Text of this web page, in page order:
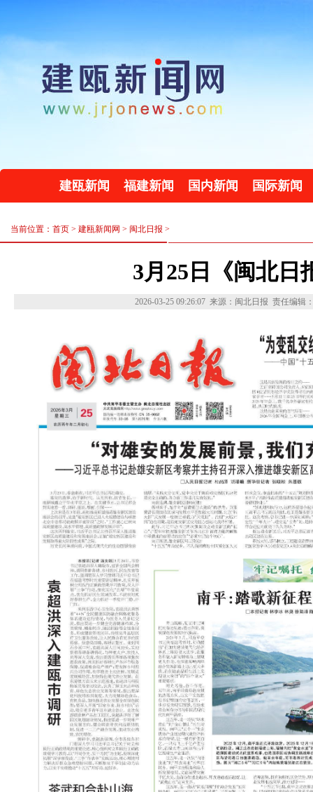
建瓯新闻 福建新闻 国内新闻 国际新闻
当前位置：首页 > 建瓯新闻网 > 闽北日报 >
3月25日《闽北日
2026-03-25 09:26:07 来源：闽北日报 责任编辑